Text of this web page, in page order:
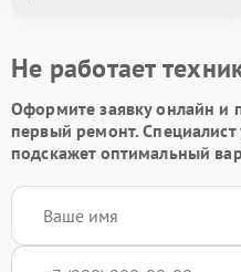
Не работает
Оформите заявку онлайн и
первый ремонт.
подскажет оптимальный